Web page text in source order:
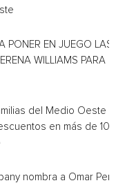
PONER EN JUEGO LAS
WILLIAMS PARA
del Medio Oeste
en más de
nombra a Omar